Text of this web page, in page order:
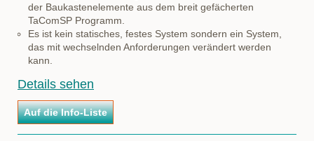
der Baukastenelemente aus dem breit gefächerten
TaComSP Programm.
Es ist kein statisches, festes System sondern ein System,
das mit wechselnden Anforderungen verändert werden
kann.
Details sehen